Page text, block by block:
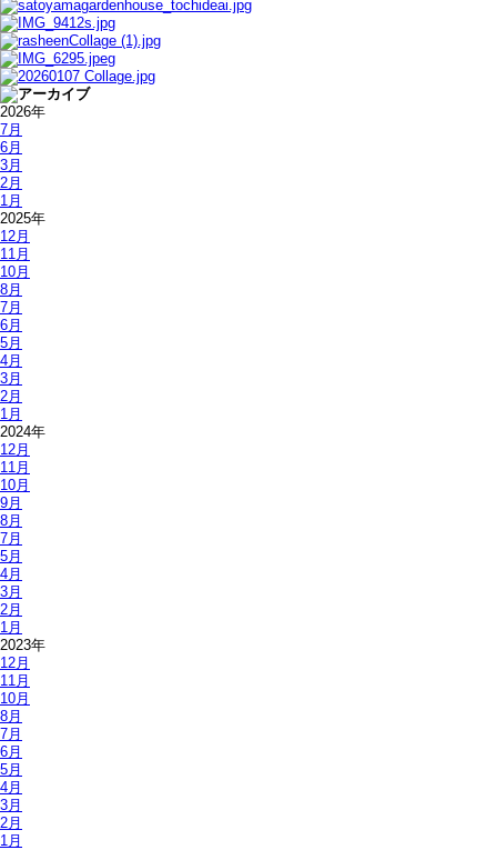
2026年
7月
6月
3月
2月
1月
2025年
12月
11月
10月
8月
7月
6月
5月
4月
3月
2月
1月
2024年
12月
11月
10月
9月
8月
7月
5月
4月
3月
2月
1月
2023年
12月
11月
10月
8月
7月
6月
5月
4月
3月
2月
1月